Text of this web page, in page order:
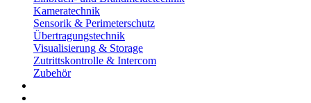
Kameratechnik
Sensorik & Perimeterschutz
Übertragungstechnik
Visualisierung & Storage
Zutrittskontrolle & Intercom
Zubehör